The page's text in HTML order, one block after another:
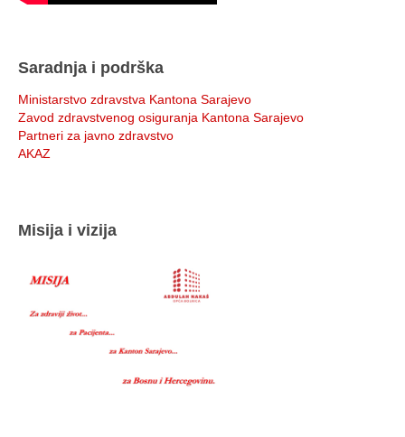
Saradnja i podrška
Ministarstvo zdravstva Kantona Sarajevo
Zavod zdravstvenog osiguranja Kantona Sarajevo
Partneri za javno zdravstvo
AKAZ
Misija i vizija